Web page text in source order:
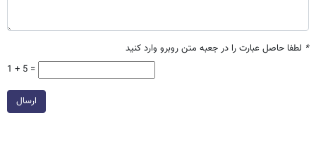
* لطفا حاصل عبارت را در جعبه متن روبرو وارد کنید
1 + 5 =
ارسال